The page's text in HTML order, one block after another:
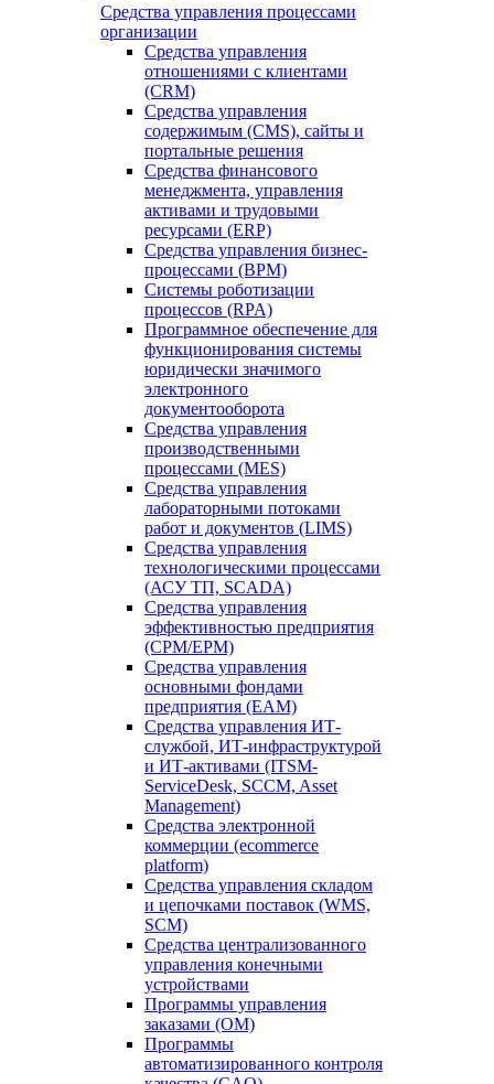
Средства управления процессами
организации
Средства управления
отношениями с клиентами
(CRM)
Средства управления
содержимым (CMS), сайты и
портальные решения
Средства финансового
менеджмента, управления
активами и трудовыми
ресурсами (ERP)
Средства управления бизнес-
процессами (BPM)
Системы роботизации
процессов (RPA)
Программное обеспечение для
функционирования системы
юридически значимого
электронного
документооборота
Средства управления
производственными
процессами (MES)
Средства управления
лабораторными потоками
работ и документов (LIMS)
Средства управления
технологическими процессами
(АСУ ТП, SCADA)
Средства управления
эффективностью предприятия
(CPM/EPM)
Средства управления
основными фондами
предприятия (EAM)
Средства управления ИТ-
службой, ИТ-инфраструктурой
и ИТ-активами (ITSM-
ServiceDesk, SCCM, Asset
Management)
Средства электронной
коммерции (ecommerce
platform)
Средства управления складом
и цепочками поставок (WMS,
SCM)
Средства централизованного
управления конечными
устройствами
Программы управления
заказами (OM)
Программы
автоматизированного контроля